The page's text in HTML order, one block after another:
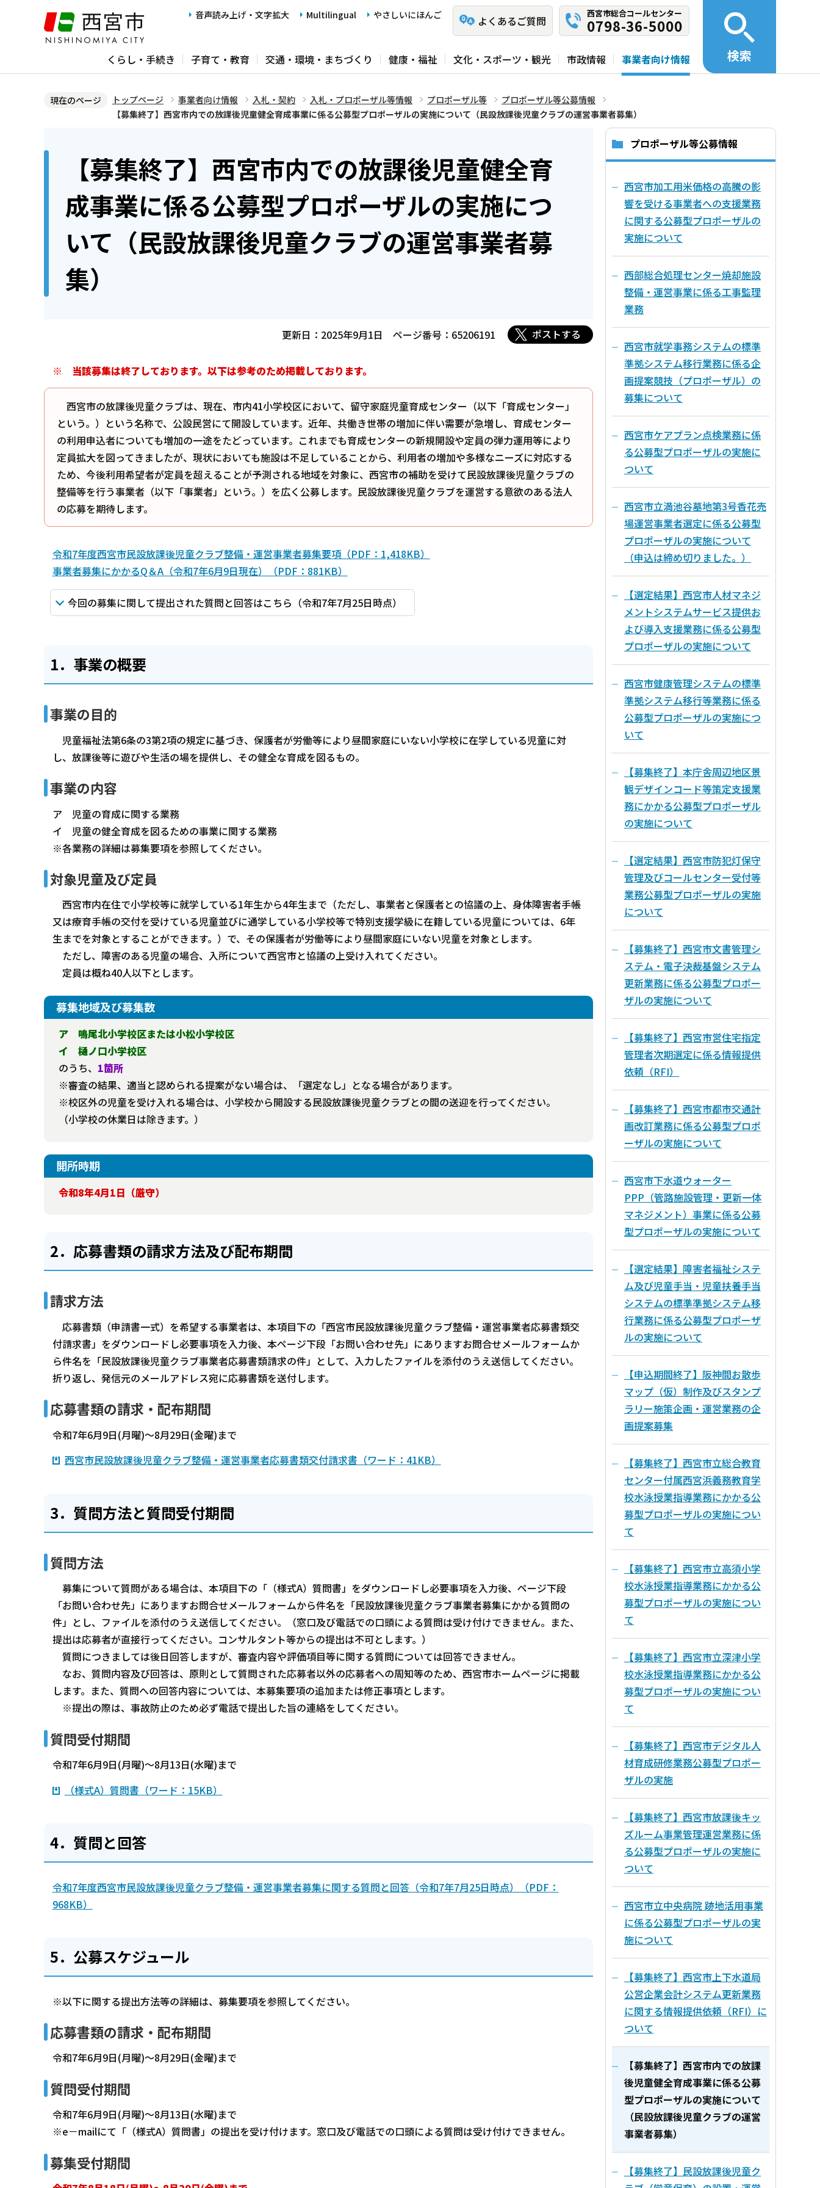
ジ
音声読み上げ・文字拡大 Multilingual やさしいにほんご よくあるご質問
西宮市総合コールセンター
0798-36-5000
くらし・手続き 子育て・教育 交通・環境・まちづくり 健康・福祉 文化・スポーツ・観光 市政情報 事業者向け情報 検索
現在のページ トップページ 事業者向け情報 入札・契約 入札・プロポーザル等情報 プロポーザル等
プロポーザル等公募情報
【募集終了】西宮市内での放課後児童健全育成事業に係る公募型プロポーザルの実施について（民設放課後児童クラブの運営事業者募集）
【募集終了】西宮市内での放課後児童健全育
成事業に係る公募型プロポーザルの実施につ
いて（民設放課後児童クラブの運営事業者募
集）
更新日：2025年9月1日 ページ番号：65206191 ポストする
※ 当該募集は終了しております。以下は参考のため掲載しております。
西宮市の放課後児童クラブは、現在、市内41小学校区において、留守家庭児童育成センター（以下「育成センター」
という。）という名称で、公設民営にて開設しています。近年、共働き世帯の増加に伴い需要が急増し、育成センター
の利用申込者についても増加の一途をたどっています。これまでも育成センターの新規開設や定員の弾力運用等により
定員拡大を図ってきましたが、現状においても施設は不足していることから、利用者の増加や多様なニーズに対応する
ため、今後利用希望者が定員を超えることが予測される地域を対象に、西宮市の補助を受けて民設放課後児童クラブの
整備等を行う事業者（以下「事業者」という。）を広く公募します。民設放課後児童クラブを運営する意欲のある法人
の応募を期待します。
令和7年度西宮市民設放課後児童クラブ整備・運営事業者募集要項（PDF：1,418KB）
事業者募集にかかるQ＆A（令和7年6月9日現在）（PDF：881KB）
今回の募集に関して提出された質問と回答はこちら（令和7年7月25日時点）
1．事業の概要
事業の目的
児童福祉法第6条の3第2項の規定に基づき、保護者が労働等により昼間家庭にいない小学校に在学している児童に対
し、放課後等に遊びや生活の場を提供し、その健全な育成を図るもの。
事業の内容
ア 児童の育成に関する業務
イ 児童の健全育成を図るための事業に関する業務
※各業務の詳細は募集要項を参照してください。
対象児童及び定員
西宮市内在住で小学校等に就学している1年生から4年生まで（ただし、事業者と保護者との協議の上、身体障害者手帳
又は療育手帳の交付を受けている児童並びに通学している小学校等で特別支援学級に在籍している児童については、6年
生までを対象とすることができます。）で、その保護者が労働等により昼間家庭にいない児童を対象とします。
ただし、障害のある児童の場合、入所について西宮市と協議の上受け入れてください。
定員は概ね40人以下とします。
募集地域及び募集数
ア 鳴尾北小学校区または小松小学校区
イ 樋ノ口小学校区
のうち、 1箇所
※審査の結果、適当と認められる提案がない場合は、「選定なし」となる場合があります。
※校区外の児童を受け入れる場合は、小学校から開設する民設放課後児童クラブとの間の送迎を行ってください。
（小学校の休業日は除きます。）
開所時期
令和8年4月1日（厳守）
2．応募書類の請求方法及び配布期間
請求方法
応募書類（申請書一式）を希望する事業者は、本項目下の「西宮市民設放課後児童クラブ整備・運営事業者応募書類交
付請求書」をダウンロードし必要事項を入力後、本ページ下段「お問い合わせ先」にありますお問合せメールフォームか
ら件名を「民設放課後児童クラブ事業者応募書類請求の件」として、入力したファイルを添付のうえ送信してください。
折り返し、発信元のメールアドレス宛に応募書類を送付します。
応募書類の請求・配布期間
令和7年6月9日(月曜)～8月29日(金曜)まで
西宮市民設放課後児童クラブ整備・運営事業者応募書類交付請求書（ワード：41KB）
3．質問方法と質問受付期間
質問方法
募集について質問がある場合は、本項目下の「（様式A）質問書」をダウンロードし必要事項を入力後、ページ下段
「お問い合わせ先」にありますお問合せメールフォームから件名を「民設放課後児童クラブ事業者募集にかかる質問の
件」とし、ファイルを添付のうえ送信してください。（窓口及び電話での口頭による質問は受け付けできません。また、
提出は応募者が直接行ってください。コンサルタント等からの提出は不可とします。）
質問につきましては後日回答しますが、審査内容や評価項目等に関する質問については回答できません。
なお、質問内容及び回答は、原則として質問された応募者以外の応募者への周知等のため、西宮市ホームページに掲載
します。また、質問への回答内容については、本募集要項の追加または修正事項とします。
※提出の際は、事故防止のため必ず電話で提出した旨の連絡をしてください。
質問受付期間
令和7年6月9日(月曜)～8月13日(水曜)まで
（様式A）質問書（ワード：15KB）
4．質問と回答
令和7年度西宮市民設放課後児童クラブ整備・運営事業者募集に関する質問と回答（令和7年7月25日時点）（PDF：
968KB）
5．公募スケジュール
※以下に関する提出方法等の詳細は、募集要項を参照してください。
応募書類の請求・配布期間
令和7年6月9日(月曜)～8月29日(金曜)まで
質問受付期間
令和7年6月9日(月曜)～8月13日(水曜)まで
※e－mailにて「（様式A）質問書」の提出を受け付けます。窓口及び電話での口頭による質問は受け付けできません。
募集受付期間
プロポーザル等公募情報
西宮市加工用米価格の高騰の影
響を受ける事業者への支援業務
に関する公募型プロポーザルの
実施について
西部総合処理センター焼却施設
整備・運営事業に係る工事監理
業務
西宮市就学事務システムの標準
準拠システム移行業務に係る企
画提案競技（プロポーザル）の
募集について
西宮市ケアプラン点検業務に係
る公募型プロポーザルの実施に
ついて
西宮市立満池谷墓地第3号香花売
場運営事業者選定に係る公募型
プロポーザルの実施について
（申込は締め切りました。）
【選定結果】西宮市人材マネジ
メントシステムサービス提供お
よび導入支援業務に係る公募型
プロポーザルの実施について
西宮市健康管理システムの標準
準拠システム移行等業務に係る
公募型プロポーザルの実施につ
いて
【募集終了】本庁舎周辺地区景
観デザインコード等策定支援業
務にかかる公募型プロポーザル
の実施について
【選定結果】西宮市防犯灯保守
管理及びコールセンター受付等
業務公募型プロポーザルの実施
について
【募集終了】西宮市文書管理シ
ステム・電子決裁基盤システム
更新業務に係る公募型プロポー
ザルの実施について
【募集終了】西宮市営住宅指定
管理者次期選定に係る情報提供
依頼（RFI）
【募集終了】西宮市都市交通計
画改訂業務に係る公募型プロポ
ーザルの実施について
西宮市下水道ウォーター
PPP（管路施設管理・更新一体
マネジメント）事業に係る公募
型プロポーザルの実施について
【選定結果】障害者福祉システ
ム及び児童手当・児童扶養手当
システムの標準準拠システム移
行業務に係る公募型プロポーザ
ルの実施について
【申込期間終了】阪神間お散歩
マップ（仮）制作及びスタンプ
ラリー施策企画・運営業務の企
画提案募集
【募集終了】西宮市立総合教育
センター付属西宮浜義務教育学
校水泳授業指導業務にかかる公
募型プロポーザルの実施につい
て
【募集終了】西宮市立高須小学
校水泳授業指導業務にかかる公
募型プロポーザルの実施につい
て
【募集終了】西宮市立深津小学
校水泳授業指導業務にかかる公
募型プロポーザルの実施につい
て
【募集終了】西宮市デジタル人
材育成研修業務公募型プロポー
ザルの実施
【募集終了】西宮市放課後キッ
ズルーム事業管理運営業務に係
る公募型プロポーザルの実施に
ついて
西宮市立中央病院 跡地活用事業
に係る公募型プロポーザルの実
施について
【募集終了】西宮市上下水道局
公営企業会計システム更新業務
に関する情報提供依頼（RFI）に
ついて
【募集終了】西宮市内での放課
後児童健全育成事業に係る公募
型プロポーザルの実施について
（民設放課後児童クラブの運営
事業者募集）
【募集終了】民設放課後児童ク